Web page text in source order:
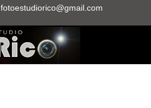
fotoestudiorico@gmail.com